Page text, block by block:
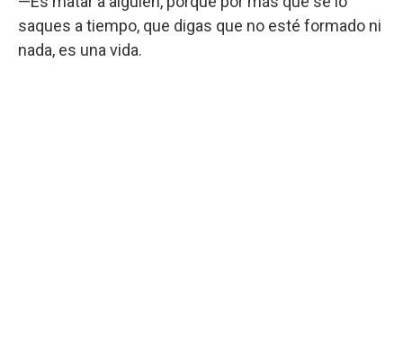
saques a tiempo, que digas que no esté formado ni
nada, es una vida.